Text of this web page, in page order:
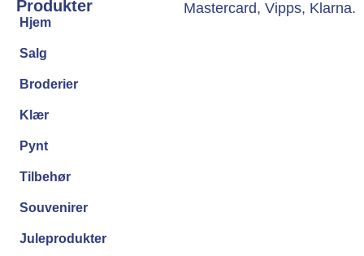
Produkter
Hjem
Salg
Broderier
Klær
Pynt
Tilbehør
Souvenirer
Juleprodukter